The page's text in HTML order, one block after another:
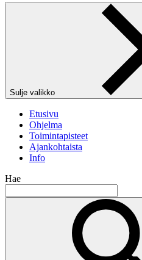
Sulje valikko
Etusivu
Ohjelma
Toimintapisteet
Ajankohtaista
Info
Hae